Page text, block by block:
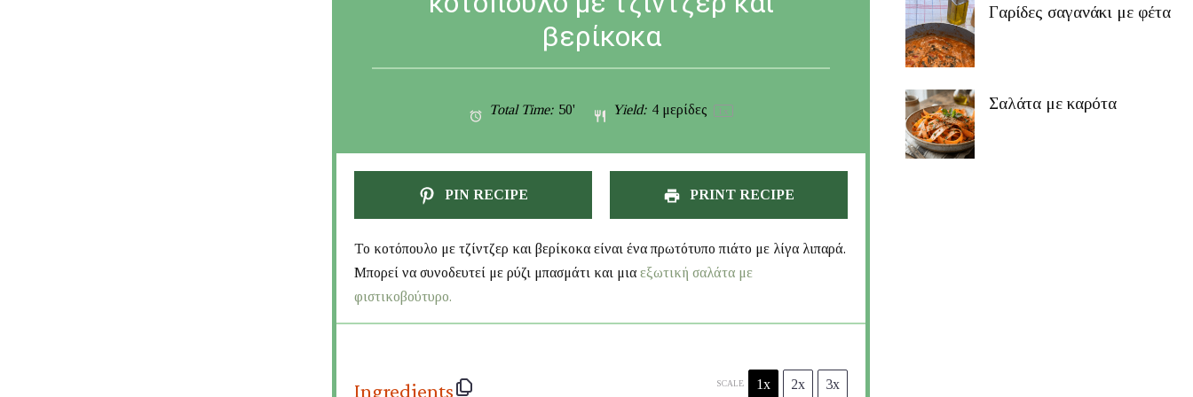
βερίκοκα
Total Time: 50' Yield: 4 μερίδες 1 x
PIN RECIPE PRINT RECIPE
Το κοτόπουλο με τζίντζερ και βερίκοκα είναι ένα πρωτότυπο πιάτο με λίγα λιπαρά.
Μπορεί να συνοδευτεί με ρύζι μπασμάτι και μια εξωτική σαλάτα με
φιστικοβούτυρο.
Ingredients SCALE 1x 2x 3x
Γαρίδες σαγανάκι με φέτα
Σαλάτα με καρότα